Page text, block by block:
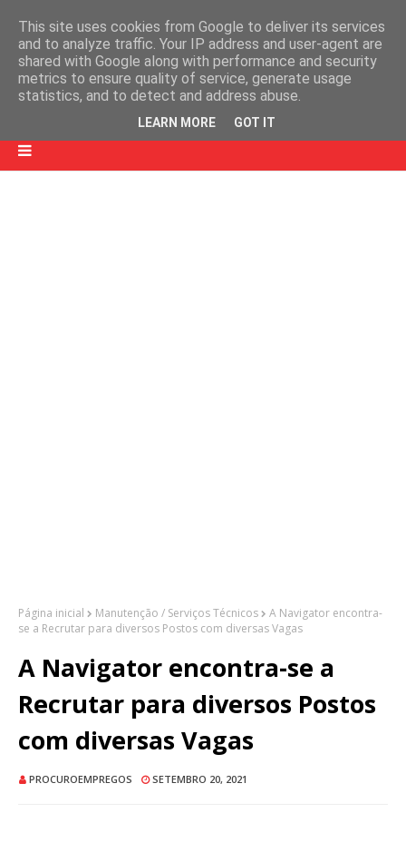
Página inicial Manutenção / Serviços Técnicos
A Navigator encontra-
se a Recrutar para diversos Postos com diversas Vagas
A Navigator encontra-se a
Recrutar para diversos Postos
com diversas Vagas
PROCUROEMPREGOS SETEMBRO 20, 2021
This site uses cookies from Google to deliver its services
and to analyze traffic. Your IP address and user-agent are
shared with Google along with performance and security
metrics to ensure quality of service, generate usage
statistics, and to detect and address abuse.
LEARN MORE GOT IT